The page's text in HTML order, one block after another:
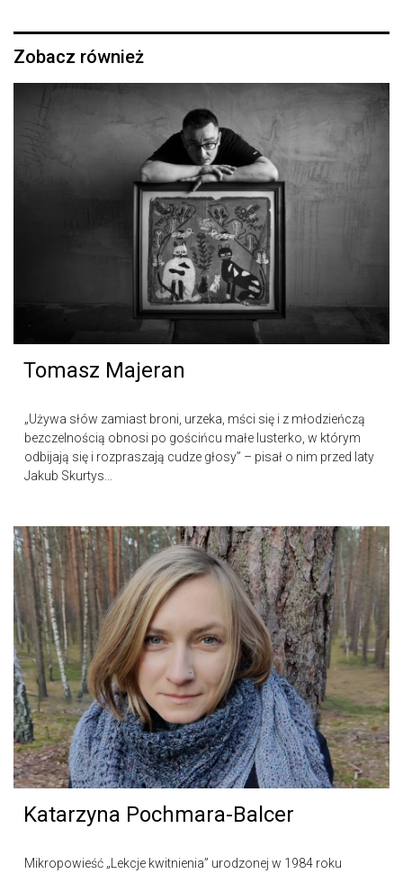
Zobacz również
Tomasz Majeran
„Używa słów zamiast broni, urzeka, mści się i z młodzieńczą
bezczelnością obnosi po gościńcu małe lusterko, w którym
odbijają się i rozpraszają cudze głosy” – pisał o nim przed laty
Jakub Skurtys...
Katarzyna Pochmara-Balcer
Mikropowieść „Lekcje kwitnienia” urodzonej w 1984 roku